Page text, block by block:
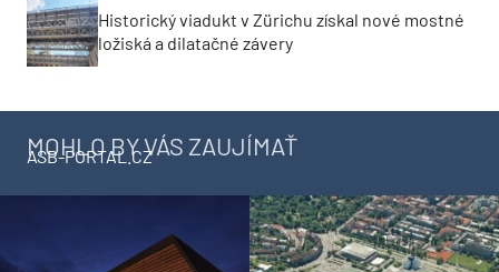
Historický viadukt v Zürichu získal nové mostné
ložiská a dilatačné závery
MOHLO BY VÁS ZAUJÍMAŤ
ASB-PORTAL.CZ